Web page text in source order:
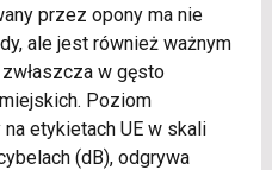
przez opony ma nie
ale jest również ważnym
w gęsto
Poziom
na etykietach UE w skali
(dB), odgrywa